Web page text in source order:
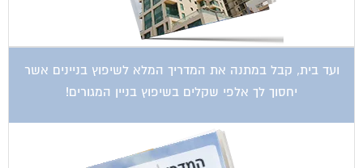
ועד בית, קבל במתנה את המדריך המלא לשיפוץ בניינים אשר
יחסוך לך אלפי שקלים בשיפוץ בניין המגורים!